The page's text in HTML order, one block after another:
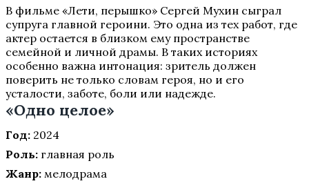
В фильме «Лети, перышко» Сергей Мухин сыграл
супруга главной героини. Это одна из тех работ, где
актер остается в близком ему пространстве
семейной и личной драмы. В таких историях
особенно важна интонация: зритель должен
поверить не только словам героя, но и его
усталости, заботе, боли или надежде.
«Одно целое»
Год: 2024
Роль: главная роль
Жанр: мелодрама